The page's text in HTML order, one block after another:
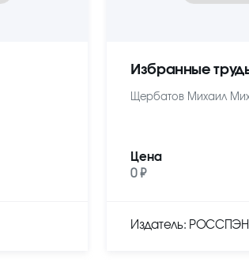
Избранные
Щербатов Михаил
Цена
0 ₽
Издатель: РОССПЭН